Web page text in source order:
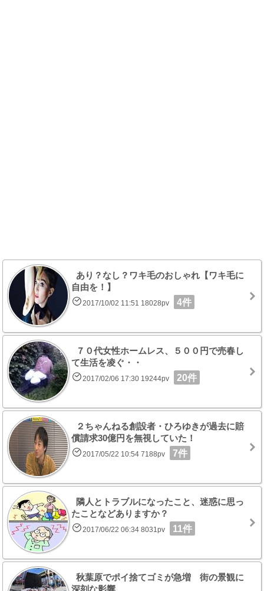
あり？なし？ワキ毛のおしゃれ【ワキ毛に
自由を！】
2017/10/02 11:51 18028pv 4件
７０代女性ホームレス、５００円で売春し
て生活を凌ぐ・・
2017/02/06 17:30 19244pv 20件
２ちゃんねる創設者・ひろゆきが過去に賠
償請求30億円を無視していた！
2017/05/22 10:54 7188pv 7件
隣人とトラブルになったこと、迷惑に思っ
たことなどありますか？
2017/06/22 06:34 8031pv 11件
秋葉原でポイ捨てゴミが急増 街の景観に
深刻な影響